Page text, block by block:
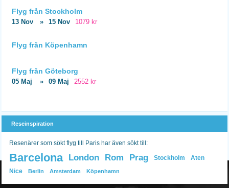
Flyg från Stockholm
13 Nov » 15 Nov 1079 kr
Flyg från Köpenhamn
Flyg från Göteborg
05 Maj » 09 Maj 2552 kr
Reseinspiration
Resenärer som sökt flyg till Paris har även sökt till:
Barcelona London Rom Prag Stockholm
Aten
Nice
Berlin Amsterdam Köpenhamn